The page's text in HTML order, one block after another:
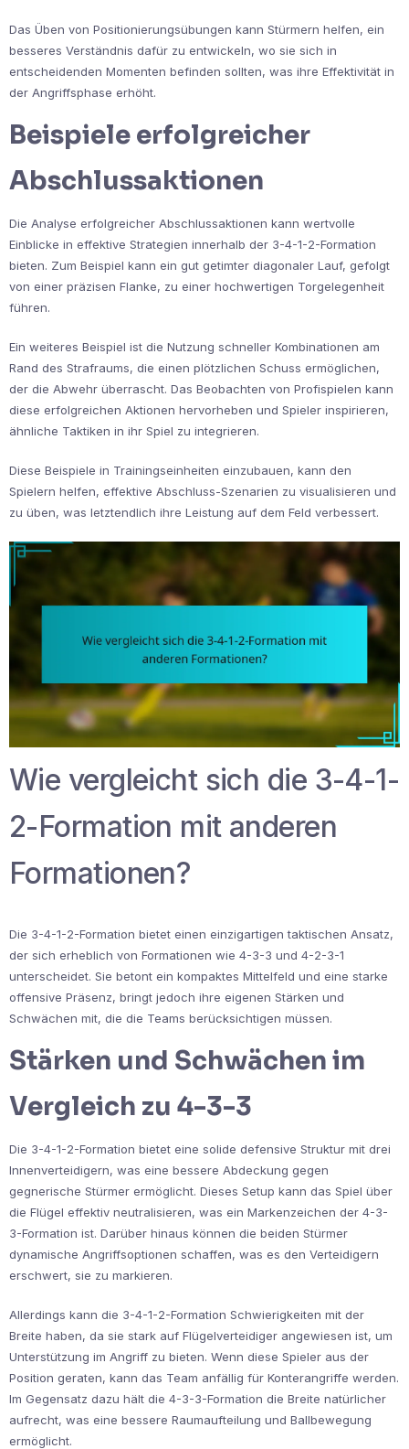
Das Üben von Positionierungsübungen kann Stürmern helfen, ein
besseres Verständnis dafür zu entwickeln, wo sie sich in
entscheidenden Momenten befinden sollten, was ihre Effektivität in
der Angriffsphase erhöht.
Beispiele erfolgreicher
Abschlussaktionen
Die Analyse erfolgreicher Abschlussaktionen kann wertvolle
Einblicke in effektive Strategien innerhalb der 3-4-1-2-Formation
bieten. Zum Beispiel kann ein gut getimter diagonaler Lauf, gefolgt
von einer präzisen Flanke, zu einer hochwertigen Torgelegenheit
führen.
Ein weiteres Beispiel ist die Nutzung schneller Kombinationen am
Rand des Strafraums, die einen plötzlichen Schuss ermöglichen,
der die Abwehr überrascht. Das Beobachten von Profispielen kann
diese erfolgreichen Aktionen hervorheben und Spieler inspirieren,
ähnliche Taktiken in ihr Spiel zu integrieren.
Diese Beispiele in Trainingseinheiten einzubauen, kann den
Spielern helfen, effektive Abschluss-Szenarien zu visualisieren und
zu üben, was letztendlich ihre Leistung auf dem Feld verbessert.
Wie vergleicht sich die 3-4-1-
2-Formation mit anderen
Formationen?
Die 3-4-1-2-Formation bietet einen einzigartigen taktischen Ansatz,
der sich erheblich von Formationen wie 4-3-3 und 4-2-3-1
unterscheidet. Sie betont ein kompaktes Mittelfeld und eine starke
offensive Präsenz, bringt jedoch ihre eigenen Stärken und
Schwächen mit, die die Teams berücksichtigen müssen.
Stärken und Schwächen im
Vergleich zu 4-3-3
Die 3-4-1-2-Formation bietet eine solide defensive Struktur mit drei
Innenverteidigern, was eine bessere Abdeckung gegen
gegnerische Stürmer ermöglicht. Dieses Setup kann das Spiel über
die Flügel effektiv neutralisieren, was ein Markenzeichen der 4-3-
3-Formation ist. Darüber hinaus können die beiden Stürmer
dynamische Angriffsoptionen schaffen, was es den Verteidigern
erschwert, sie zu markieren.
Allerdings kann die 3-4-1-2-Formation Schwierigkeiten mit der
Breite haben, da sie stark auf Flügelverteidiger angewiesen ist, um
Unterstützung im Angriff zu bieten. Wenn diese Spieler aus der
Position geraten, kann das Team anfällig für Konterangriffe werden.
Im Gegensatz dazu hält die 4-3-3-Formation die Breite natürlicher
aufrecht, was eine bessere Raumaufteilung und Ballbewegung
ermöglicht.